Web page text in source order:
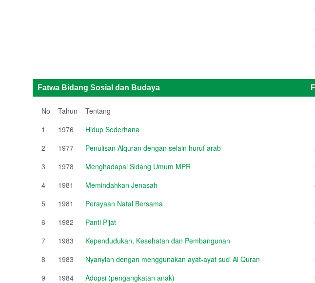
Fatwa Bidang Sosial dan Budaya
No Tahun
Tentang
1
1976
Hidup Sederhana
2
1977
Penulisan Alquran dengan selain huruf arab
3
1978
Menghadapai Sidang Umum MPR
4
1981
Memindahkan Jenasah
5
1981
Perayaan Natal Bersama
6
1982
Panti Pijat
7
1983
Kependudukan, Kesehatan dan Pembangunan
8
1983
Nyanyian dengan menggunakan ayat-ayat suci Al Quran
9
1984
Adopsi (pengangkatan anak)